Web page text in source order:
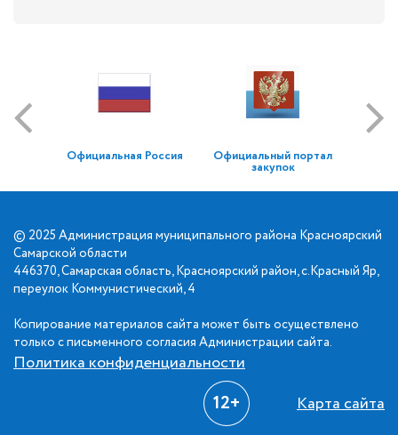
Официальная Россия Официальный портал
закупок
© 2025 Администрация муниципального района Красноярский
Самарской области
446370, Самарская область, Красноярский район, с.Красный Яр,
переулок Коммунистический, 4
Копирование материалов сайта может быть осуществлено
только с письменного согласия Администрации сайта.
Политика конфиденциальности
12+ Карта сайта